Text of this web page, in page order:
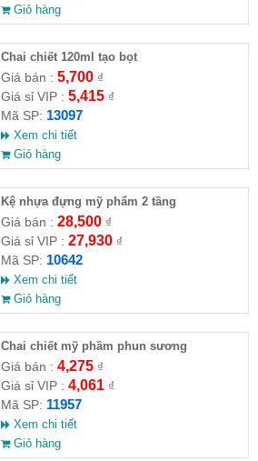
Giỏ hàng
Chai chiết 120ml tạo bọt
Giá bán : 5,700₫
Giá sỉ VIP : 5,415₫
Mã SP: 13097
Xem chi tiết
Giỏ hàng
Kệ nhựa đựng mỹ phẩm 2 tầng
Giá bán : 28,500₫
Giá sỉ VIP : 27,930₫
Mã SP: 10642
Xem chi tiết
Giỏ hàng
Chai chiết mỹ phầm phun sương
Giá bán : 4,275₫
Giá sỉ VIP : 4,061₫
Mã SP: 11957
Xem chi tiết
Giỏ hàng